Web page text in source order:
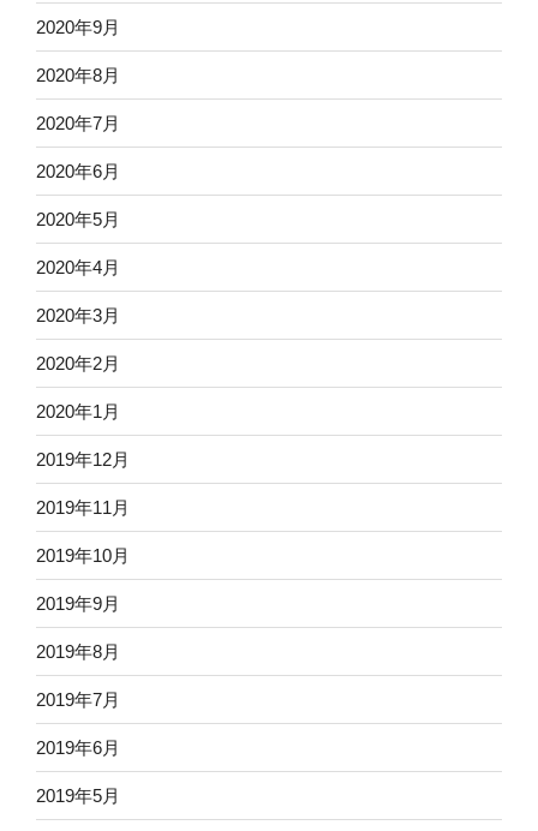
2020年9月
2020年8月
2020年7月
2020年6月
2020年5月
2020年4月
2020年3月
2020年2月
2020年1月
2019年12月
2019年11月
2019年10月
2019年9月
2019年8月
2019年7月
2019年6月
2019年5月